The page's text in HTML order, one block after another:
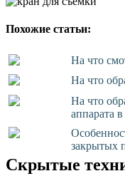
Похожие статьи:
На что
На что
На что
аппарата
закрытых
Скрытые